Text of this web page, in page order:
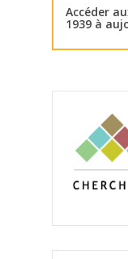
Accéder
1939 à